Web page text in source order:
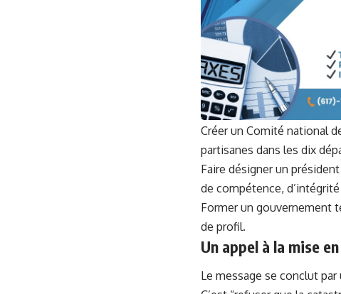
Créer un Comité national
partisanes dans les dix
Faire désigner un
de compétence,
Former un gouvernement
de profil.
Un appel à la mise
Le message se conclut par